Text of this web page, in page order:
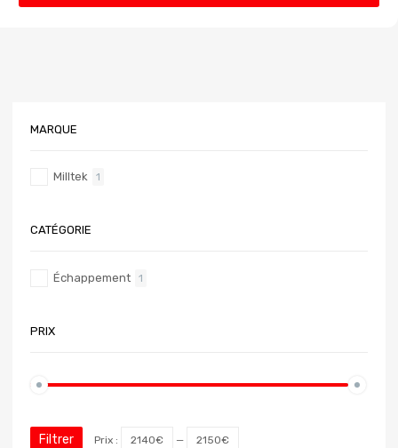
MARQUE
Milltek 1
CATÉGORIE
Échappement 1
PRIX
Filtrer Prix : 2140€ — 2150€